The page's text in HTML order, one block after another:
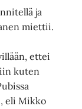
ja
miettii.
ettei
kuten
eli Mikko